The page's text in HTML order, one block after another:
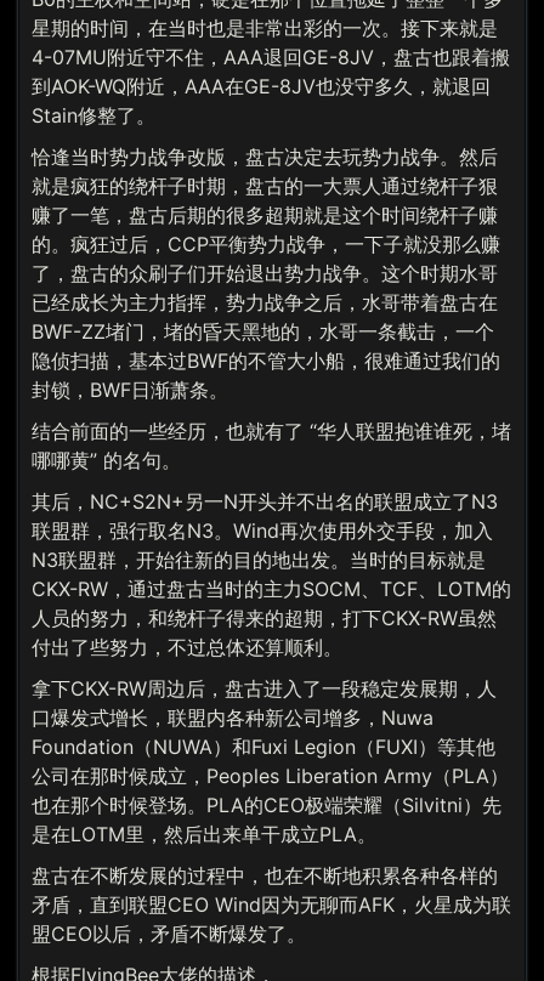
星期的时间，在当时也是非常出彩的一次。接下来就是
4-07MU附近守不住，AAA退回GE-8JV，盘古也跟着搬
到AOK-WQ附近，AAA在GE-8JV也没守多久，就退回
Stain修整了。
恰逢当时势力战争改版，盘古决定去玩势力战争。然后
就是疯狂的绕杆子时期，盘古的一大票人通过绕杆子狠
赚了一笔，盘古后期的很多超期就是这个时间绕杆子赚
的。疯狂过后，CCP平衡势力战争，一下子就没那么赚
了，盘古的众刷子们开始退出势力战争。这个时期水哥
已经成长为主力指挥，势力战争之后，水哥带着盘古在
BWF-ZZ堵门，堵的昏天黑地的，水哥一条截击，一个
隐侦扫描，基本过BWF的不管大小船，很难通过我们的
封锁，BWF日渐萧条。
结合前面的一些经历，也就有了 “华人联盟抱谁谁死，堵
哪哪黄” 的名句。
其后，NC+S2N+另一N开头并不出名的联盟成立了N3
联盟群，强行取名N3。Wind再次使用外交手段，加入
N3联盟群，开始往新的目的地出发。当时的目标就是
CKX-RW，通过盘古当时的主力SOCM、TCF、LOTM的
人员的努力，和绕杆子得来的超期，打下CKX-RW虽然
付出了些努力，不过总体还算顺利。
拿下CKX-RW周边后，盘古进入了一段稳定发展期，人
口爆发式增长，联盟内各种新公司增多，Nuwa
Foundation（NUWA）和Fuxi Legion（FUXI）等其他
公司在那时候成立，Peoples Liberation Army（PLA）
也在那个时候登场。PLA的CEO极端荣耀（Silvitni）先
是在LOTM里，然后出来单干成立PLA。
盘古在不断发展的过程中，也在不断地积累各种各样的
矛盾，直到联盟CEO Wind因为无聊而AFK，火星成为联
盟CEO以后，矛盾不断爆发了。
根据FlyingBee大佬的描述，